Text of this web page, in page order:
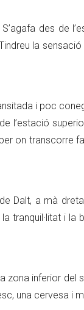
des de
la
i poc
l’estació
on transcorre
Dalt, a mà
tranquil·litat i la
zona inferior
una cervesa i